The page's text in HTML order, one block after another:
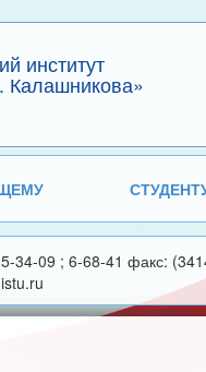
институт
34-09 ; 6-68-41 факс: